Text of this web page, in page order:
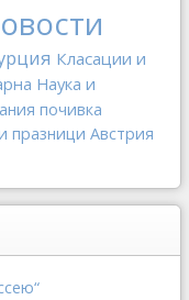
Класации и
Наука и
почивка
празници Австрия